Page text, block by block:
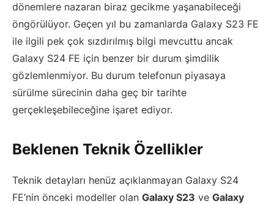
dönemlere nazaran biraz gecikme yaşanabileceği
öngörülüyor. Geçen yıl bu zamanlarda Galaxy S23 FE
ile ilgili pek çok sızdırılmış bilgi mevcuttu ancak
Galaxy S24 FE için benzer bir durum şimdilik
gözlemlenmiyor. Bu durum telefonun piyasaya
sürülme sürecinin daha geç bir tarihte
gerçekleşebileceğine işaret ediyor.
Beklenen Teknik Özellikler
Teknik detayları henüz açıklanmayan Galaxy S24
FE’nin önceki modeller olan Galaxy S23 ve Galaxy